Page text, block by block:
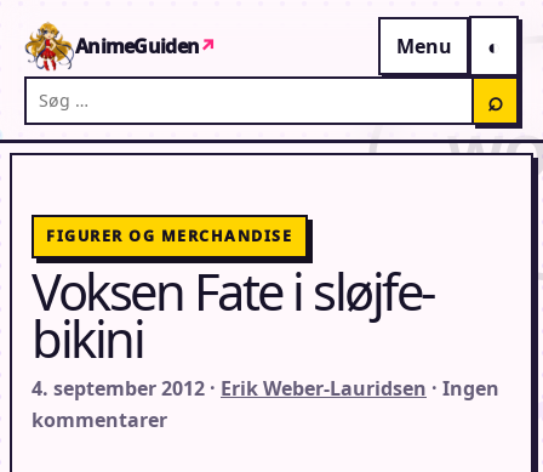
AnimeGuiden↗
Menu
Søg på AnimeGuiden
⌕
FIGURER OG MERCHANDISE
Voksen Fate i sløjfe-
bikini
4. september 2012 · Erik Weber-Lauridsen · Ingen
kommentarer